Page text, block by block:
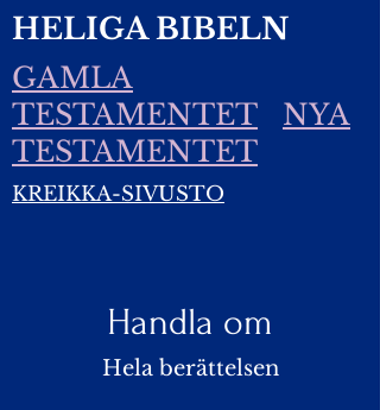
HELIGA BIBELN
GAMLA
TESTAMENTET
NYA
TESTAMENTET
KREIKKA-SIVUSTO
Handla om
Hela berättelsen